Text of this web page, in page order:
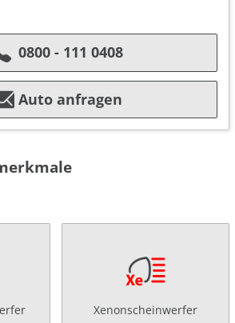
0800 - 111 0408
Auto anfragen
Xenonscheinwerfer